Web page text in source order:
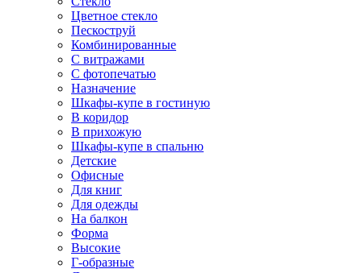
Цветное стекло
Пескоструй
Комбинированные
С витражами
С фотопечатью
Назначение
Шкафы-купе в гостиную
В коридор
В прихожую
Шкафы-купе в спальню
Детские
Офисные
Для книг
Для одежды
На балкон
Форма
Высокие
Г-образные